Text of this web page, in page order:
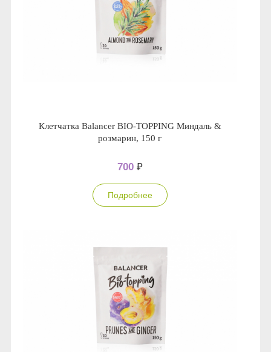
Клетчатка Balancer BIO-TOPPING Миндаль &
розмарин, 150 г
700 ₽
Подробнее